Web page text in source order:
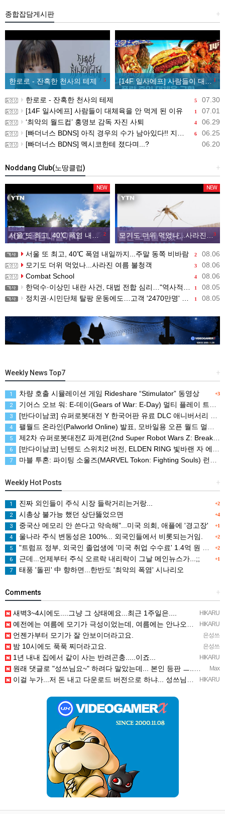
+
종합잡담게시판
5
한로로 - 잔혹한 천사의 테제 1
[14F 일사에프] 사람들이 대체육을 안 먹게 된 이유
5 07.30
한로로 - 잔혹한 천사의 테제
1 07.01
[14F 일사에프] 사람들이 대체육을 안 먹게 된 이유
4 06.29
‘최악의 월드컵’ 홍명보 감독 자진 사퇴
6 06.25
[빠더너스 BDNS] 아직 경우의 수가 남아있다!! 지금부터 시작이야!!
06.20
[빠더너스 BDNS] 멕시코한테 졌다며...?
+
Noddang Club(노땅클럽)
NEW
2
서울 또 최고, 40℃ 폭염 내일까지...주말 동쪽 비바람
NEW
3
모기도 더위 먹었나...사라진 여름 불청객
2 08.06
서울 또 최고, 40℃ 폭염 내일까지...주말 동쪽 비바람
3 08.06
모기도 더위 먹었나...사라진 여름 불청객
4 08.06
Combat School
1 08.05
한덕수·이상민 내란 사건, 대법 전합 심리…"역사적 사법평가"(종합)
1 08.05
정치권·시민단체 탈팡 운동에도…고객 '2470만명' 원상 회복, "고물가에 돌팡"
+
Weekly News Top7
+3
1 차량 호출 시뮬레이션 게임 Rideshare “Stimulator” 동영상
2 기어스 오브 워: E-데이(Gears of War: E-Day) 멀티 플레이 트레일러(XBSX/PC)
3 [반다이남코] 슈퍼로봇대전 Y 한국어판 유료 DLC 애니버서리 확장팩, 8월 5일 판매 시작
4 팰월드 온라인(Palworld Online) 발표, 모바일용 오픈 월드 멀티플레이 생존 크래프트
5 제2차 슈퍼로봇대전Z 파계편(2nd Super Robot Wars Z: Break the World Chapter) Remastered 제작 결정
6 [반다이남코] 닌텐도 스위치2 버전, ELDEN RING 빛바랜 자 에디션 패키지 예약 판매, 8월 5일 시작
7 마블 투혼: 파이팅 소울즈(MARVEL Tokon: Fighting Souls) 런칭 트레일러
+
Weekly Hot Posts
+2
1 진짜 외인들이 주식 시장 들락거리는거랑...
+4
2 시총상 불가능 했던 상단뚫었으면
+1
3 중국산 메모리 안 쓴다고 약속해"...미국 의회, 애플에 '경고장'
+2
4 울나라 주식 변동성은 100%... 외국인들에서 비롯되는거임.
+2
5 "트럼프 정부, 외국인 졸업생에 '미국 취업 수수료' 1.4억 원 검토
+1
6 근데...언제부터 주식 오르락 내리락이 그날 메인뉴스가...;;
7 태풍 '돌핀' 中 향하면...한반도 '최악의 폭염' 시나리오
+
Comments
HIKARU
새벽3~4시에도....그냥 그 상태예요...최근 1주일은....
HIKARU
예전에는 여름에 모기가 극성이었는데, 여름에는 안나오는 것 같은.....ㅎ ㅎ)
은성쓰
언젠가부터 모기가 잘 안보이더라고요.
은성쓰
밤 10시에도 푹푹 찌더라고요.
HIKARU
1년 내내 집에서 같이 사는 반려곤충.....이죠...
Max
원래 댓글로 "성쓰님요~" 하려다 말았는데... 본인 등판 ㅡ..ㅡy~
HIKARU
이걸 누가...저 돈 내고 다운로드 버전으로 하냐... 성쓰님이 계셨다!!!...